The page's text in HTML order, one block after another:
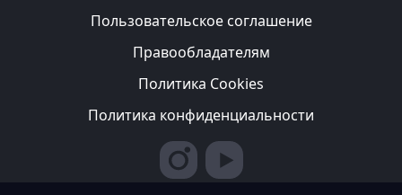
Пользовательское соглашение
Правообладателям
Политика Cookies
Политика конфиденциальности